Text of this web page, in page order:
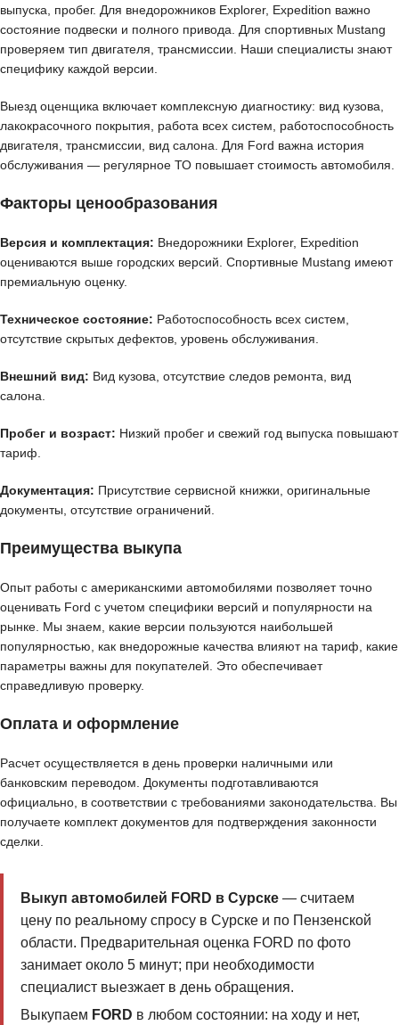
выпуска, пробег. Для внедорожников Explorer, Expedition важно
состояние подвески и полного привода. Для спортивных Mustang
проверяем тип двигателя, трансмиссии. Наши специалисты знают
специфику каждой версии.
Выезд оценщика включает комплексную диагностику: вид кузова,
лакокрасочного покрытия, работа всех систем, работоспособность
двигателя, трансмиссии, вид салона. Для Ford важна история
обслуживания — регулярное ТО повышает стоимость автомобиля.
Факторы ценообразования
Версия и комплектация: Внедорожники Explorer, Expedition
оцениваются выше городских версий. Спортивные Mustang имеют
премиальную оценку.
Техническое состояние: Работоспособность всех систем,
отсутствие скрытых дефектов, уровень обслуживания.
Внешний вид: Вид кузова, отсутствие следов ремонта, вид
салона.
Пробег и возраст: Низкий пробег и свежий год выпуска повышают
тариф.
Документация: Присутствие сервисной книжки, оригинальные
документы, отсутствие ограничений.
Преимущества выкупа
Опыт работы с американскими автомобилями позволяет точно
оценивать Ford с учетом специфики версий и популярности на
рынке. Мы знаем, какие версии пользуются наибольшей
популярностью, как внедорожные качества влияют на тариф, какие
параметры важны для покупателей. Это обеспечивает
справедливую проверку.
Оплата и оформление
Расчет осуществляется в день проверки наличными или
банковским переводом. Документы подготавливаются
официально, в соответствии с требованиями законодательства. Вы
получаете комплект документов для подтверждения законности
сделки.
Выкуп автомобилей FORD в Сурске— считаем
цену по реальному спросу в Сурске и по Пензенской
области. Предварительная оценка FORD по фото
занимает около 5 минут; при необходимости
специалист выезжает в день обращения.
Выкупаем FORD в любом состоянии: на ходу и нет,